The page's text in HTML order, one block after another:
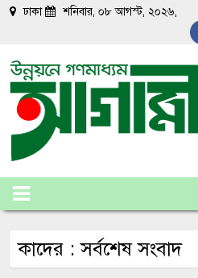
ঢাকা শনিবার, ০৮ আগস্ট, ২০২৬,
কাদের : সর্বশেষ সংবাদ